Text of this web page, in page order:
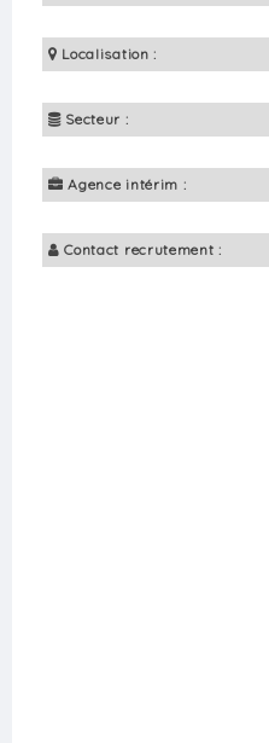
Localisation :
Secteur :
Agence intérim :
Contact recrutement :